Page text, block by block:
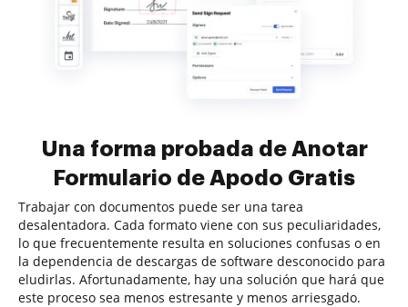
Una forma probada de Anotar
Formulario de Apodo Gratis
Trabajar con documentos puede ser una tarea
desalentadora. Cada formato viene con sus peculiaridades,
lo que frecuentemente resulta en soluciones confusas o en
la dependencia de descargas de software desconocido para
eludirlas. Afortunadamente, hay una solución que hará que
este proceso sea menos estresante y menos arriesgado.